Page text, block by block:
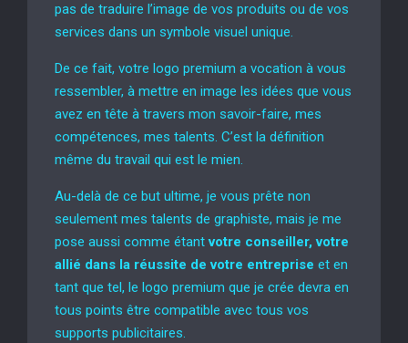
pas de traduire l’image de vos produits ou de vos
services dans un symbole visuel unique.
De ce fait, votre logo premium a vocation à vous
ressembler, à mettre en image les idées que vous
avez en tête à travers mon savoir-faire, mes
compétences, mes talents. C’est la définition
même du travail qui est le mien.
Au-delà de ce but ultime, je vous prête non
seulement mes talents de graphiste, mais je me
pose aussi comme étantvotre conseiller, votre
allié dans la réussite de votre entreprise et en
tant que tel, le logo premium que je crée devra en
tous points être compatible avec tous vos
supports publicitaires.